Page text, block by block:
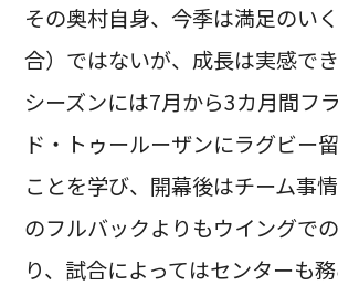
その奥村自身、今季は満足のい
合）ではないが、成長は実感で
シーズンには7月から3カ月間フ
ド・トゥールーザンにラグビー
ことを学び、開幕後はチーム事
のフルバックよりもウイングで
り、試合によってはセンターも務